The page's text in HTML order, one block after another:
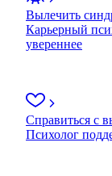
Вылечить
Карьерный
увереннее
Справиться с
Психолог